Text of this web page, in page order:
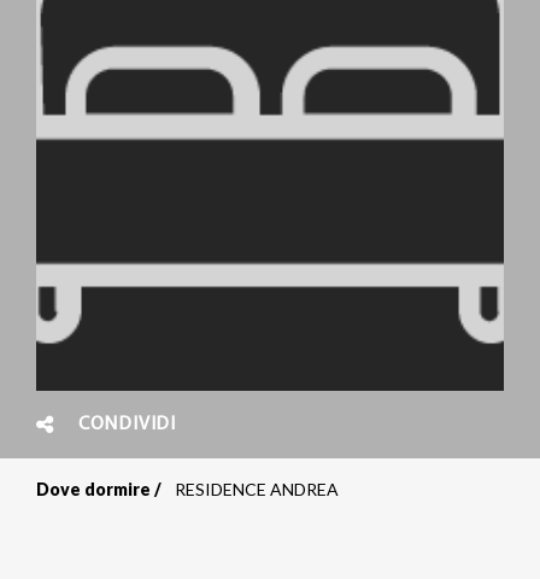
CONDIVIDI
Dove dormire RESIDENCE ANDREA